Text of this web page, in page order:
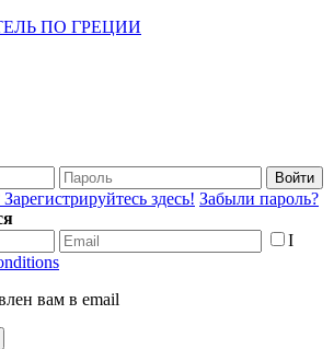
ПО ГРЕЦИИ
Войти
здесь! Забыли пароль?
I
вам в email